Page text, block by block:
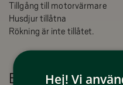
Tillgång till motorvärmare
Husdjur tillåtna
Rökning är inte tillåtet.
Bekvämligheter
Hej! Vi